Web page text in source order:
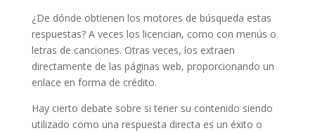
¿De dónde obtienen los motores de búsqueda estas
respuestas? A veces los licencian, como con menús o
letras de canciones. Otras veces, los extraen
directamente de las páginas web, proporcionando un
enlace en forma de crédito.
Hay cierto debate sobre si tener su contenido siendo
utilizado como una respuesta directa es un éxito o